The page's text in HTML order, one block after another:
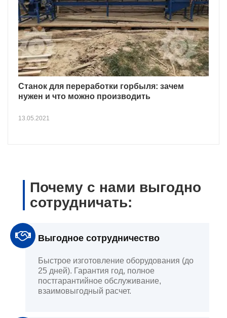
Станок для переработки горбыля: зачем
нужен и что можно производить
13.05.2021
Почему с нами выгодно
сотрудничать:
Выгодное сотрудничество
Быстрое изготовление оборудования (до
25 дней). Гарантия год, полное
постгарантийное обслуживание,
взаимовыгодный расчет.